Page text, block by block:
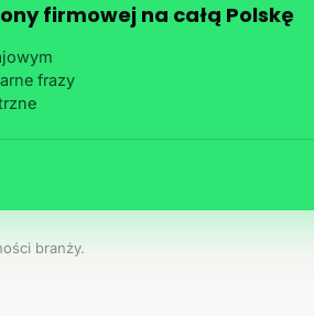
firmowej na całą Polskę
frazy
branży.